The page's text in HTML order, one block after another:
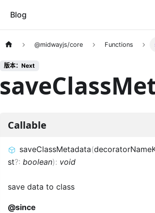
Blog
@midwayjs/core Functions
版本：Next
Callable
saveClassMetadata(
st?: boolean): void
save data to class
@since